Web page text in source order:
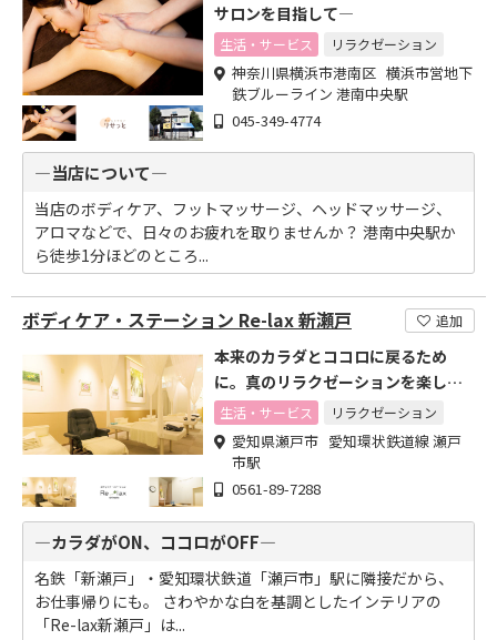
サロンを目指して―
生活・サービス リラクゼーション
神奈川県横浜市港南区 横浜市営地下
鉄ブルーライン 港南中央駅
045-349-4774
―当店について―
当店のボディケア、フットマッサージ、ヘッドマッサージ、
アロマなどで、日々のお疲れを取りませんか？ 港南中央駅か
ら徒歩1分ほどのところ...
ボディケア・ステーション Re-lax 新瀬戸 追加
本来のカラダとココロに戻るため
に。真のリラクゼーションを楽しむ
場が、駅のお隣にあります。
生活・サービス リラクゼーション
愛知県瀬戸市 愛知環状鉄道線 瀬戸
市駅
0561-89-7288
―カラダがON、ココロがOFF―
名鉄「新瀬戸」・愛知環状鉄道「瀬戸市」駅に隣接だから、
お仕事帰りにも。 さわやかな白を基調としたインテリアの
「Re-lax新瀬戸」は...